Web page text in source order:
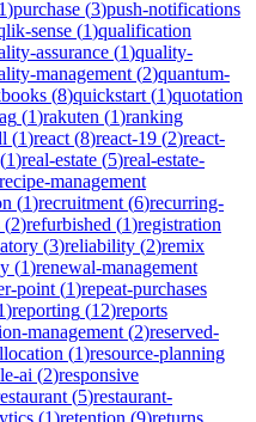
1)purchase (3)push-notifications
sense (1)qualification
assurance (1)quality-
management (2)quantum-
(8)quickstart (1)quotation
(1)rakuten (1)ranking
(1)react (8)react-19 (2)react-
(1)real-estate (5)real-estate-
recipe-management
(1)recruitment (6)recurring-
(2)refurbished (1)registration
(3)reliability (2)remix
(1)renewal-management
point (1)repeat-purchases
)reporting (12)reports
management (2)reserved-
(1)resource-planning
ai (2)responsive
(5)restaurant-
(1)retention (9)returns